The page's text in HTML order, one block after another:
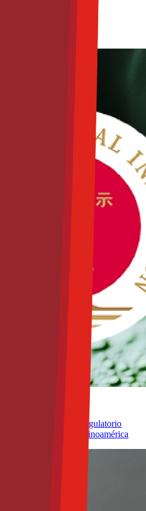
al té: el giro regulatorio
para México y Latinoamérica